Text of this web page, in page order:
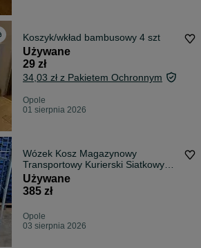
Koszyk/wkład bambusowy 4 szt
Używane
29 zł
34,03 zł z Pakietem Ochronnym
Opole
01 sierpnia 2026
Wózek Kosz Magazynowy
Transportowy Kurierski Siatkowy
Rollkontener
Używane
385 zł
Opole
03 sierpnia 2026